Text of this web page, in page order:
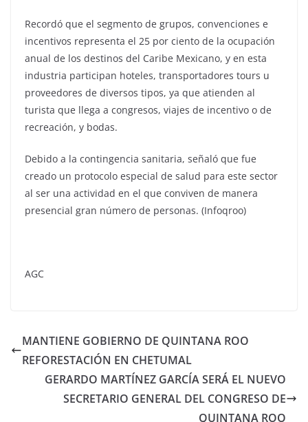
Recordó que el segmento de grupos, convenciones e
incentivos representa el 25 por ciento de la ocupación
anual de los destinos del Caribe Mexicano, y en esta
industria participan hoteles, transportadores tours u
proveedores de diversos tipos, ya que atienden al
turista que llega a congresos, viajes de incentivo o de
recreación, y bodas.
Debido a la contingencia sanitaria, señaló que fue
creado un protocolo especial de salud para este sector
al ser una actividad en el que conviven de manera
presencial gran número de personas. (Infoqroo)
AGC
MANTIENE GOBIERNO DE QUINTANA ROO
REFORESTACIÓN EN CHETUMAL
GERARDO MARTÍNEZ GARCÍA SERÁ EL NUEVO
SECRETARIO GENERAL DEL CONGRESO DE
QUINTANA ROO